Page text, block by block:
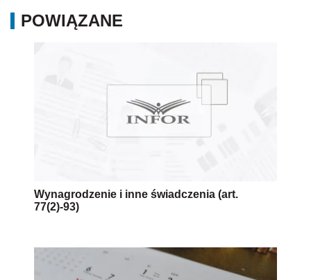
POWIĄZANE
Wynagrodzenie i inne świadczenia (art.
77(2)-93)